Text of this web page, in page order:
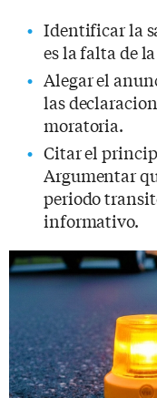
Identificar la
es la falta de
Alegar el
las
moratoria.
Citar el
Argumentar
periodo
informativo.